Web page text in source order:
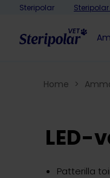
Skip to content
Steripolar
Home >
Patterilla